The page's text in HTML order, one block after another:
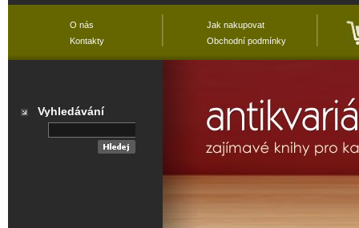
O nás
Kontakty
Jak nakupovat
Obchodní podmínky
Vyhledávání